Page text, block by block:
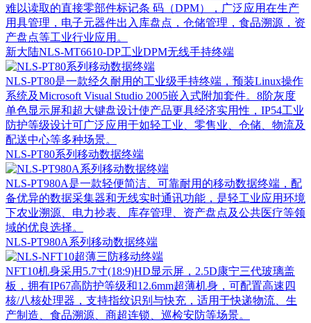
难以读取的直接零部件标记条 码（DPM），广泛应用在生产
用具管理，电子元器件出入库盘点，仓储管理，食品溯源，资
产盘点等工业行业应用。
新大陆NLS-MT6610-DP工业DPM无线手持终端
NLS-PT80是一款经久耐用的工业级手持终端，预装Linux操作
系统及Microsoft Visual Studio 2005嵌入式附加套件。8阶灰度
单色显示屏和超大键盘设计使产品更具经济实用性，IP54工业
防护等级设计可广泛应用于如轻工业、零售业、仓储、物流及
配送中心等多种场景。
NLS-PT80系列移动数据终端
NLS-PT980A是一款轻便简洁、可靠耐用的移动数据终端，配
备优异的数据采集器和无线实时通讯功能，是轻工业应用环境
下农业溯源、电力抄表、库存管理、资产盘点及公共医疗等领
域的优良选择。
NLS-PT980A系列移动数据终端
NFT10机身采用5.7寸(18:9)HD显示屏，2.5D康宁三代玻璃盖
板，拥有IP67高防护等级和12.6mm超薄机身，可配置高速四
核/八核处理器，支持指纹识别与快充，适用于快递物流、生
产制造、食品溯源、商超连锁、巡检安防等场景。